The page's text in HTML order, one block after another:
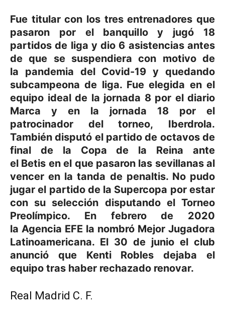
Fue titular con los tres entrenadores que
pasaron por el banquillo y jugó 18
partidos de liga y dio 6 asistencias antes
de que se suspendiera con motivo de
la pandemia del Covid-19 y quedando
subcampeona de liga. Fue elegida en el
equipo ideal de la jornada 8 por el diario
Marca y en la jornada 18 por el
patrocinador del torneo, Iberdrola.
También disputó el partido de octavos de
final de la Copa de la Reina ante
el Betis en el que pasaron las sevillanas al
vencer en la tanda de penaltis. No pudo
jugar el partido de la Supercopa por estar
con su selección disputando el Torneo
Preolímpico. En febrero de 2020
la Agencia EFE la nombró Mejor Jugadora
Latinoamericana. El 30 de junio el club
anunció que Kenti Robles dejaba el
equipo tras haber rechazado renovar.
Real Madrid C. F.